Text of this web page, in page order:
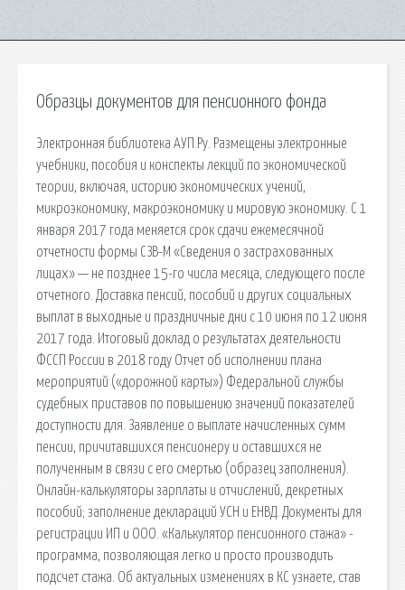
Образцы документов для пенсионного фонда
Электронная библиотека АУП.Ру. Размещены электронные
учебники, пособия и конспекты лекций по экономической
теории, включая, историю экономических учений,
микроэкономику, макроэкономику и мировую экономику. С 1
января 2017 года меняется срок сдачи ежемесячной
отчетности формы СЗВ-М «Сведения о застрахованных
лицах» — не позднее 15-го числа месяца, следующего после
отчетного. Доставка пенсий, пособий и других социальных
выплат в выходные и праздничные дни с 10 июня по 12 июня
2017 года. Итоговый доклад о результатах деятельности
ФССП России в 2018 году Отчет об исполнении плана
мероприятий («дорожной карты») Федеральной службы
судебных приставов по повышению значений показателей
доступности для. Заявление о выплате начисленных сумм
пенсии, причитавшихся пенсионеру и оставшихся не
полученным в связи с его смертью (образец заполнения).
Онлайн-калькуляторы зарплаты и отчислений, декретных
пособий; заполнение деклараций УСН и ЕНВД. Документы для
регистрации ИП и ООО. «Калькулятор пенсионного стажа» -
программа, позволяющая легко и просто производить
подсчет стажа. Об актуальных изменениях в КС узнаете, став